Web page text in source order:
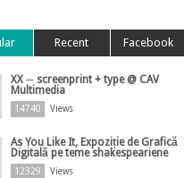
Recent Facebook
XX ─ screenprint + type @ CAV
Multimedia
14740 Views
As You Like It, Expoziție de Grafică
Digitală pe teme shakespeariene
12329 Views